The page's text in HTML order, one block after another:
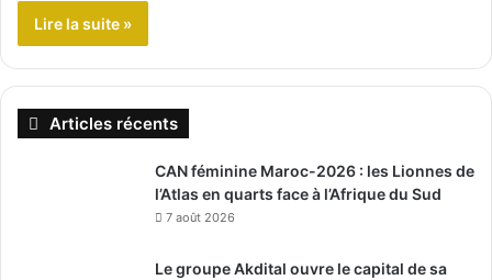
Lire la suite »
Articles récents
CAN féminine Maroc-2026 : les Lionnes de
l’Atlas en quarts face à l’Afrique du Sud
7 août 2026
Le groupe Akdital ouvre le capital de sa